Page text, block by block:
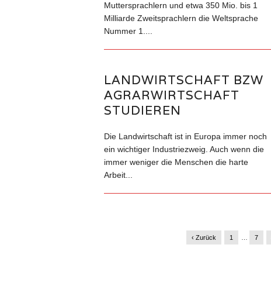
Muttersprachlern und etwa 350 Mio. bis 1
Milliarde Zweitsprachlern die Weltsprache
Nummer 1....
LANDWIRTSCHAFT BZW
AGRARWIRTSCHAFT
STUDIEREN
Die Landwirtschaft ist in Europa immer noch
ein wichtiger Industriezweig. Auch wenn die
immer weniger die Menschen die harte
Arbeit...
‹ Zurück 1 7